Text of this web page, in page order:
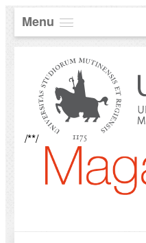
Menu
/**/